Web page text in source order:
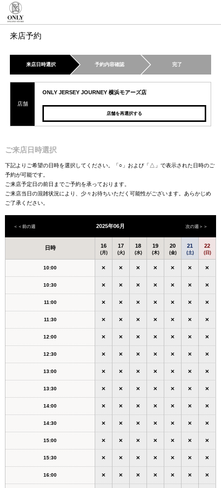
来店予約
来店日時選択 予約内容確認 完了
店舗
ONLY JERSEY JOURNEY 横浜モアーズ店
店舗を再選択する
ご来店日時選択
下記よりご希望の日時を選択してください。「○」および「△」で表示された日時のご
予約が可能です。
ご来店予定日の前日までご予約を承っております。
ご来店当日の混雑状況により、少々お待ちいただく可能性がございます。あらかじめ
ご了承ください。
＜＜前の週 2025年06月 次の週＞＞
日時 16
(月)
17
(火)
18
(水)
19
(木)
20
(金)
21
(土)
22
(日)
10:00 × × × × × × ×
10:30 × × × × × × ×
11:00 × × × × × × ×
11:30 × × × × × × ×
12:00 × × × × × × ×
12:30 × × × × × × ×
13:00 × × × × × × ×
13:30 × × × × × × ×
14:00 × × × × × × ×
14:30 × × × × × × ×
15:00 × × × × × × ×
15:30 × × × × × × ×
16:00 × × × × × × ×